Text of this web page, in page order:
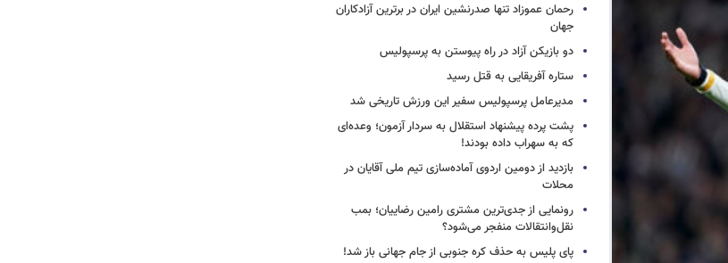
رحمان عموزاد تنها صدرنشین ایران در برترین آزادکاران
جهان
دو بازیکن آزاد در راه پیوستن به پرسپولیس
ستاره آفریقایی به قتل رسید
مدیرعامل پرسپولیس سفیر این ورزش تاریخی شد
پشت پرده پیشنهاد استقلال به سردار آزمون؛ وعده‌ای
که به سهراب داده بودند!
بازدید از دومین اردوی آماده‌سازی تیم ملی آقایان در
محلات
رونمایی از جدی‌ترین مشتری رامین رضاییان؛ بمب
نقل‌وانتقالات منفجر می‌شود؟
پای پلیس به حذف کره جنوبی از جام جهانی باز شد!